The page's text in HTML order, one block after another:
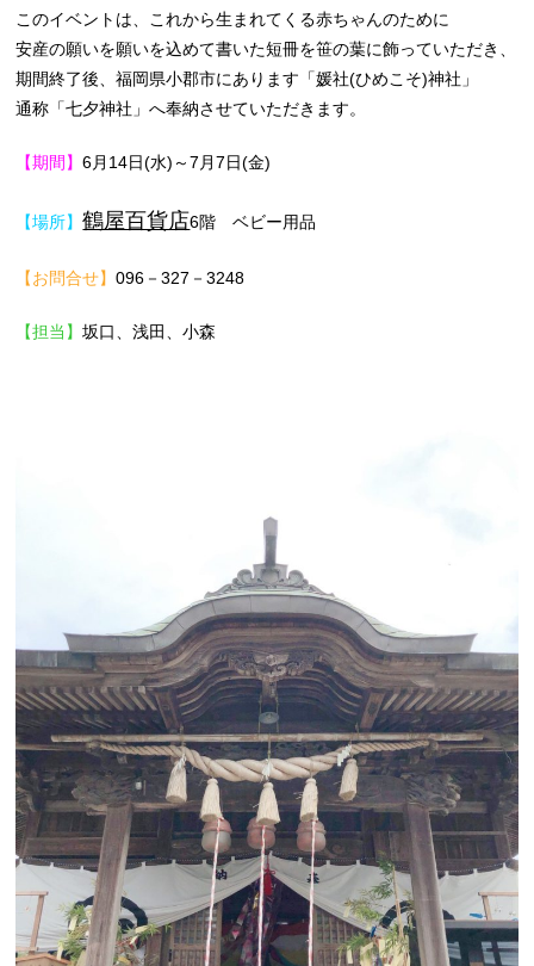
このイベントは、これから生まれてくる赤ちゃんのために
安産の願いを願いを込めて書いた短冊を笹の葉に飾っていただき、
期間終了後、福岡県小郡市にあります「媛社(ひめこそ)神社」
通称「七夕神社」へ奉納させていただきます。
【期間】6月14日(水)～7月7日(金)
【場所】鶴屋百貨店6階 ベビー用品
【お問合せ】096－327－3248
【担当】坂口、浅田、小森